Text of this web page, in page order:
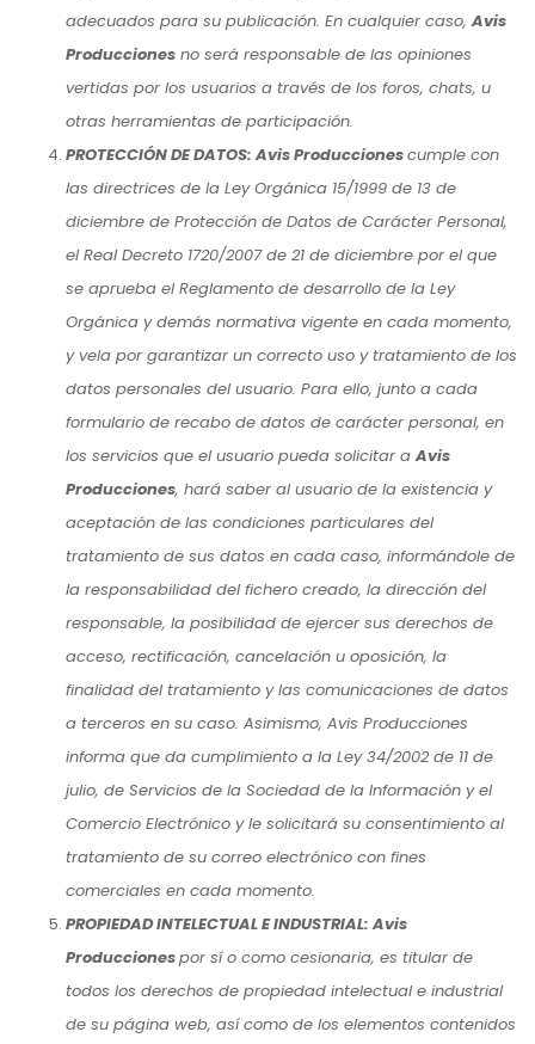
adecuados para su publicación. En cualquier caso,Avis
Producciones no será responsable de las opiniones
vertidas por los usuarios a través de los foros, chats, u
otras herramientas de participación.
PROTECCIÓN DE DATOS: Avis Produccionescumple con
las directrices de la Ley Orgánica 15/1999 de 13 de
diciembre de Protección de Datos de Carácter Personal,
el Real Decreto 1720/2007 de 21 de diciembre por el que
se aprueba el Reglamento de desarrollo de la Ley
Orgánica y demás normativa vigente en cada momento,
y vela por garantizar un correcto uso y tratamiento de los
datos personales del usuario. Para ello, junto a cada
formulario de recabo de datos de carácter personal, en
los servicios que el usuario pueda solicitar aAvis
Producciones, hará saber al usuario de la existencia y
aceptación de las condiciones particulares del
tratamiento de sus datos en cada caso, informándole de
la responsabilidad del fichero creado, la dirección del
responsable, la posibilidad de ejercer sus derechos de
acceso, rectificación, cancelación u oposición, la
finalidad del tratamiento y las comunicaciones de datos
a terceros en su caso. Asimismo, Avis Producciones
informa que da cumplimiento a la Ley 34/2002 de 11 de
julio, de Servicios de la Sociedad de la Información y el
Comercio Electrónico y le solicitará su consentimiento al
tratamiento de su correo electrónico con fines
comerciales en cada momento.
PROPIEDAD INTELECTUAL E INDUSTRIAL: Avis
Produccionespor sí o como cesionaria, es titular de
todos los derechos de propiedad intelectual e industrial
de su página web, así como de los elementos contenidos